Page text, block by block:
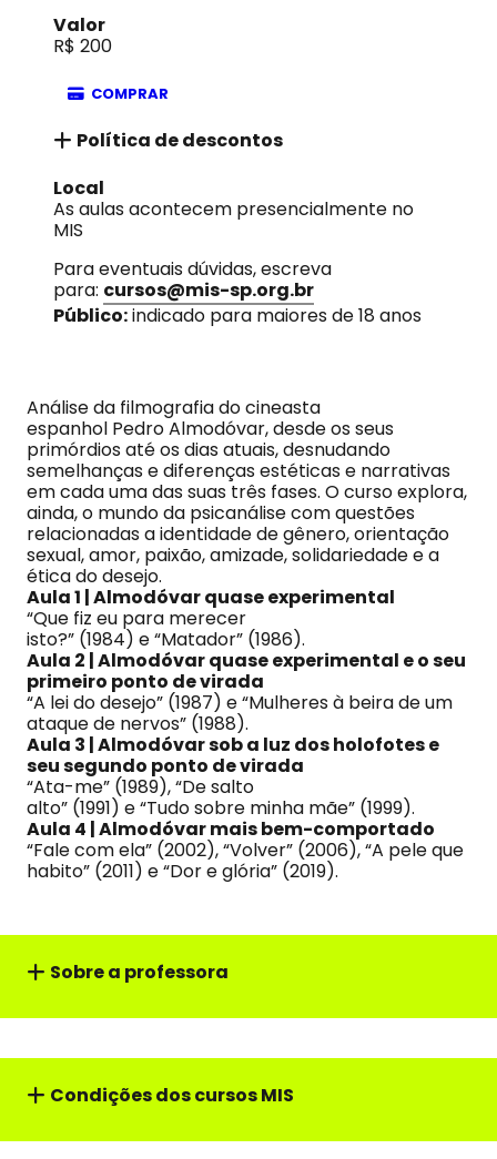
Valor
R$ 200
COMPRAR
Política de descontos
Local
As aulas acontecem presencialmente no
MIS
Para eventuais dúvidas, escreva
para: cursos@mis-sp.org.br
Público:indicado para maiores de 18 anos
Análise da filmografia do cineasta
espanhol Pedro Almodóvar, desde os seus
primórdios até os dias atuais, desnudando
semelhanças e diferenças estéticas e narrativas
em cada uma das suas três fases. O curso explora,
ainda, o mundo da psicanálise com questões
relacionadas a identidade de gênero, orientação
sexual, amor, paixão, amizade, solidariedade e a
ética do desejo.
Aula 1 | Almodóvar quase experimental
“Que fiz eu para merecer
isto?” (1984) e “Matador” (1986).
Aula 2 | Almodóvar quase experimental e o seu
primeiro ponto de virada
“A lei do desejo” (1987) e “Mulheres à beira de um
ataque de nervos” (1988).
Aula 3 | Almodóvar sob a luz dos holofotes e
seu segundo ponto de virada
“Ata-me” (1989), “De salto
alto” (1991) e “Tudo sobre minha mãe” (1999).
Aula 4 | Almodóvar mais bem-comportado
“Fale com ela” (2002), “Volver” (2006), “A pele que
habito” (2011) e “Dor e glória” (2019).
Sobre a professora
Condições dos cursos MIS